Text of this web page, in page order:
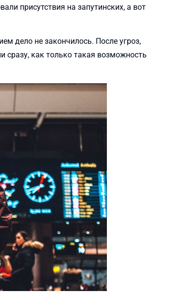
присутствия на запутинских, а вот
дело не закончилось. После угроз,
сразу, как только такая возможность